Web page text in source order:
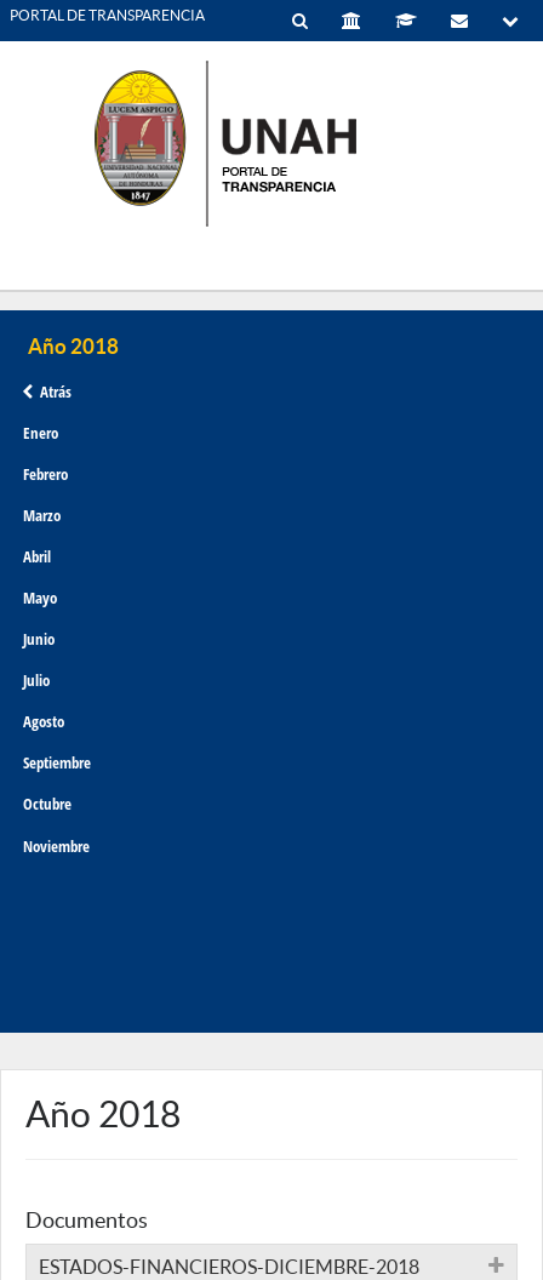
PORTAL DE TRANSPARENCIA
Atrás
Enero
Febrero
Marzo
Abril
Mayo
Junio
Julio
Agosto
Septiembre
Octubre
Noviembre
Año 2018
Documentos
ESTADOS-FINANCIEROS-DICIEMBRE-2018